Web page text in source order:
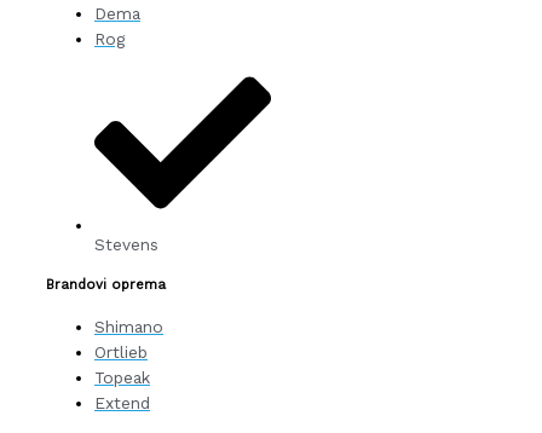
Dema
Rog
Stevens
Brandovi oprema
Shimano
Ortlieb
Topeak
Extend